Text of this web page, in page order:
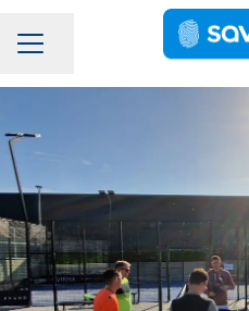
Carrièremenu
Pagina delen